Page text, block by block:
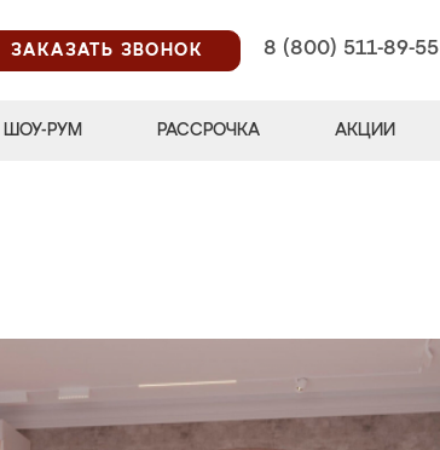
ЗАКАЗАТЬ ЗВОНОК
8 (800) 511-89-55
ШОУ-РУМ РАССРОЧКА АКЦИИ